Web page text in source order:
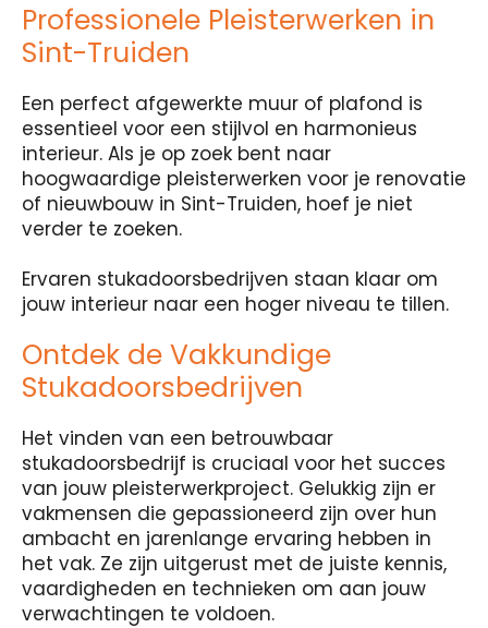
Professionele Pleisterwerken in
Sint-Truiden
Een perfect afgewerkte muur of plafond is
essentieel voor een stijlvol en harmonieus
interieur. Als je op zoek bent naar
hoogwaardige pleisterwerken voor je renovatie
of nieuwbouw in Sint-Truiden, hoef je niet
verder te zoeken.
Ervaren stukadoorsbedrijven staan klaar om
jouw interieur naar een hoger niveau te tillen.
Ontdek de Vakkundige
Stukadoorsbedrijven
Het vinden van een betrouwbaar
stukadoorsbedrijf is cruciaal voor het succes
van jouw pleisterwerkproject. Gelukkig zijn er
vakmensen die gepassioneerd zijn over hun
ambacht en jarenlange ervaring hebben in
het vak. Ze zijn uitgerust met de juiste kennis,
vaardigheden en technieken om aan jouw
verwachtingen te voldoen.